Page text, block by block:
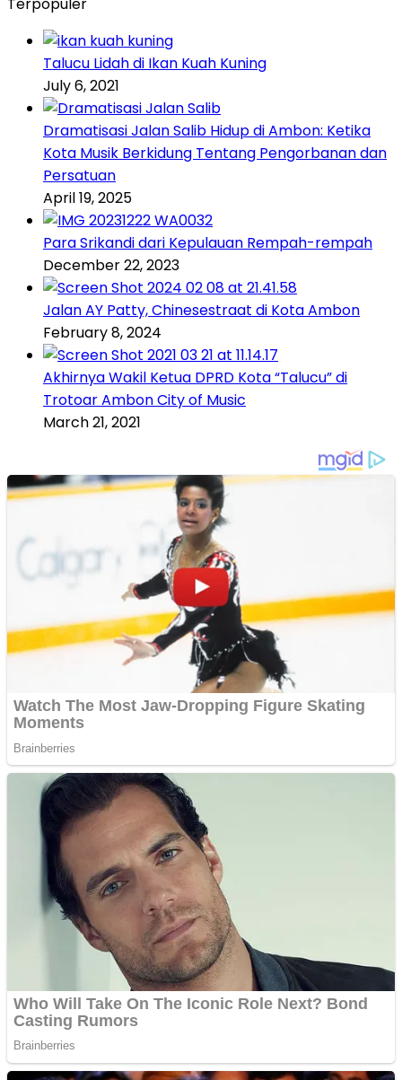
Talucu Lidah di Ikan Kuah Kuning
July 6, 2021
Dramatisasi Jalan Salib Hidup di Ambon: Ketika
Kota Musik Berkidung Tentang Pengorbanan dan
Persatuan
April 19, 2025
Para Srikandi dari Kepulauan Rempah-rempah
December 22, 2023
Jalan AY Patty, Chinesestraat di Kota Ambon
February 8, 2024
Akhirnya Wakil Ketua DPRD Kota “Talucu” di
Trotoar Ambon City of Music
March 21, 2021